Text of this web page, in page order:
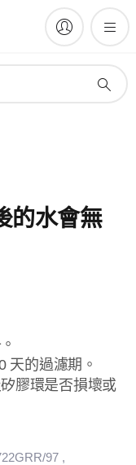
的水會無
天的過濾期。
膠環是否損壞或
97 ,